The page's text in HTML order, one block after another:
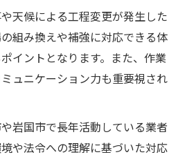
天候による工程変更が発生した
組み換えや補強に対応できる体
イントとなります。また、作業
ュニケーション力も重要視され
岩国市で長年活動している業者
や法令への理解に基づいた対応